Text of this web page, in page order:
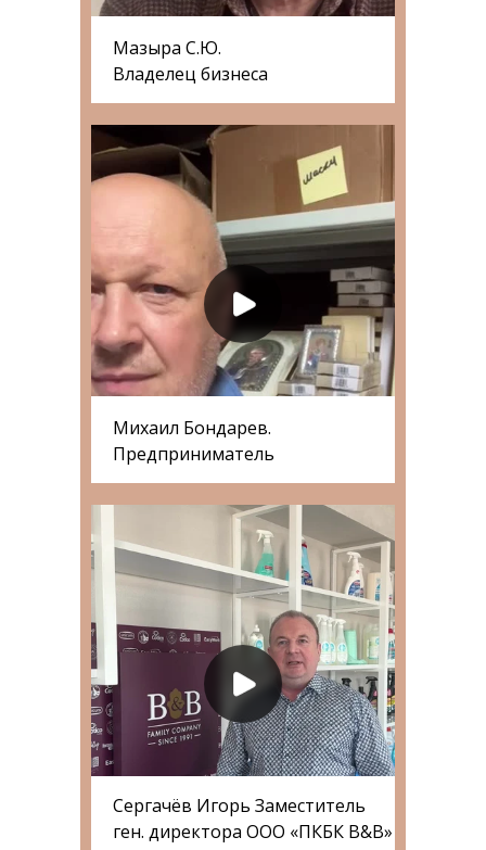
Мазыра С.Ю.
Владелец бизнеса
Михаил Бондарев.
Предприниматель
Сергачёв Игорь Заместитель
ген. директора ООО «ПКБК B&B»